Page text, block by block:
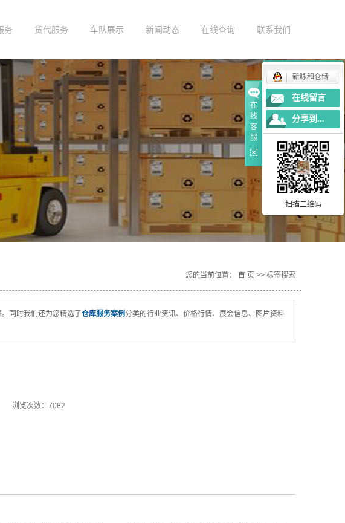
务
口仓库
公司
仓库
货代服务 车队展示 新闻动态
行业新闻
技术知识
在线查询 联系我们
您的当前位置： 首 页 >> 标签搜索
同时我们还为您精选了仓库服务案例分类的行业资讯、价格行情、展会信息、图片资料
浏览次数：7082
在
线
客
服
新咏和仓储
在线留言
分享到...
扫描二维码